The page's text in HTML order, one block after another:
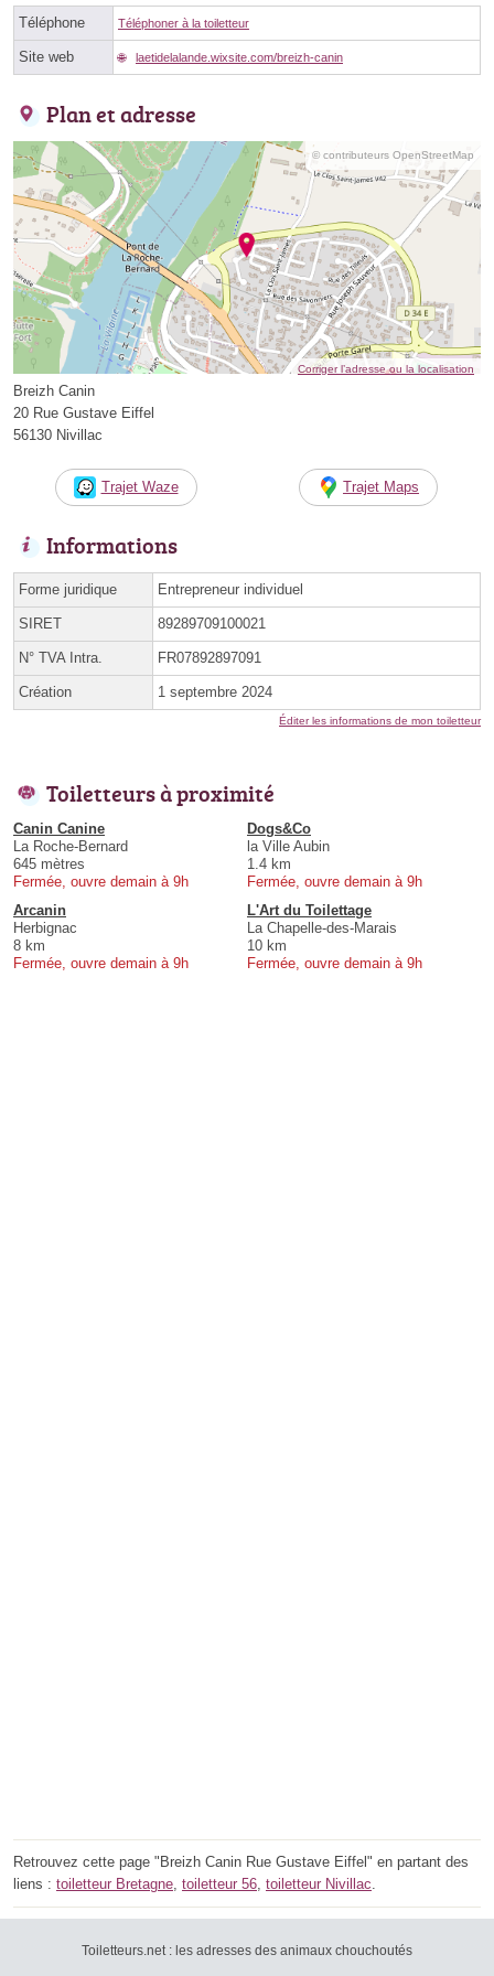
Téléphone Téléphoner à la toiletteur
Site web laetidelalande.wixsite.com/breizh-canin
Plan et adresse
© contributeurs OpenStreetMap
Corriger l’adresse ou la localisation
Breizh Canin
20 Rue Gustave Eiffel
56130 Nivillac
Trajet Waze Trajet Maps
Informations
Forme juridique Entrepreneur individuel
SIRET 89289709100021
N° TVA Intra. FR07892897091
Création 1 septembre 2024
Éditer les informations de mon toiletteur
Toiletteurs à proximité
Canin Canine
La Roche-Bernard
645 mètres
Fermée, ouvre demain à 9h
Dogs&Co
la Ville Aubin
1.4 km
Fermée, ouvre demain à 9h
Arcanin
Herbignac
8 km
Fermée, ouvre demain à 9h
L'Art du Toilettage
La Chapelle-des-Marais
10 km
Fermée, ouvre demain à 9h
Retrouvez cette page "Breizh Canin Rue Gustave Eiffel" en partant des
liens : toiletteur Bretagne toiletteur 56 toiletteur Nivillac
Toiletteurs.net : les adresses des animaux chouchoutés